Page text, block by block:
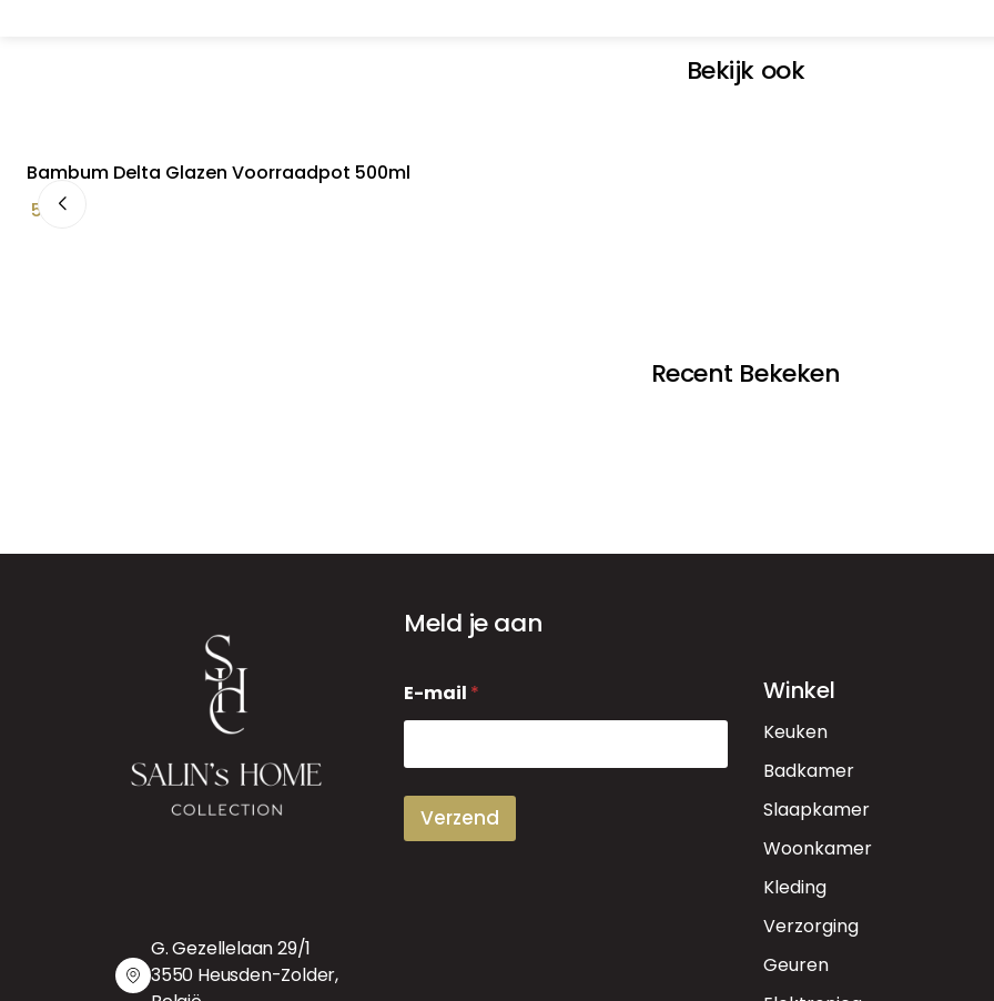
Bekijk ook
Bambum Delta Glazen Voorraadpot 500ml
5,99
Recent Bekeken
G. Gezellelaan 29/1
3550 Heusden-Zolder,
Meld je aan
-
m
i
E-mail *
Verzend
Winkel
Keuken
Badkamer
Slaapkamer
Woonkamer
Kleding
Verzorging
Geuren